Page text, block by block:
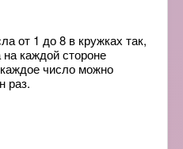
от 1 до 8 в кружках так,
каждой стороне
число можно
раз.